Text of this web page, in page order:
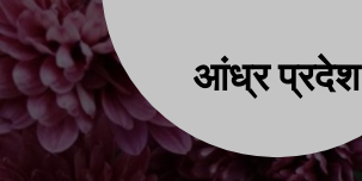
आंध्र प्रदेश